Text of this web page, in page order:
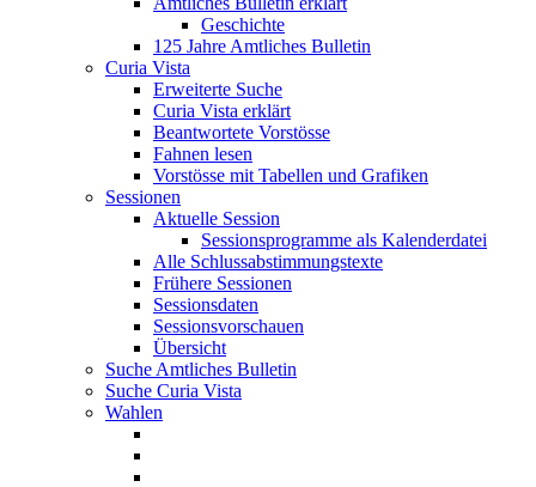
Geschichte
125 Jahre Amtliches Bulletin
Curia Vista
Erweiterte Suche
Curia Vista erklärt
Beantwortete Vorstösse
Fahnen lesen
Vorstösse mit Tabellen und Grafiken
Sessionen
Aktuelle Session
Sessionsprogramme als Kalenderdatei
Alle Schlussabstimmungstexte
Frühere Sessionen
Sessionsdaten
Sessionsvorschauen
Übersicht
Suche Amtliches Bulletin
Suche Curia Vista
Wahlen